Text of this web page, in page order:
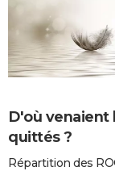
D'où venaient
quittés ?
Répartition des